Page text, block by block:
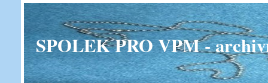
SPOLEK PRO VPM -